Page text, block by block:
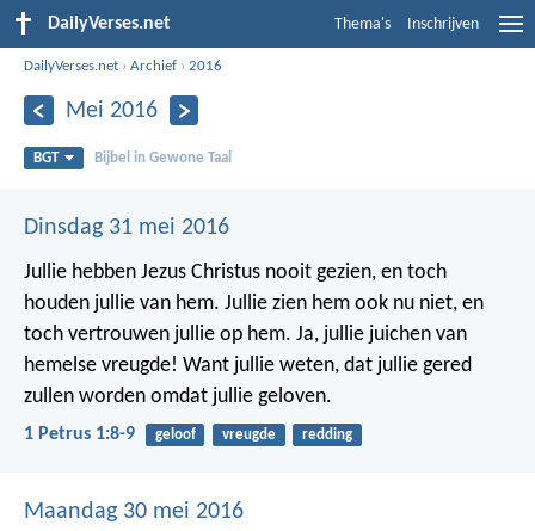
DailyVerses.net Thema's Inschrijven
DailyVerses.net ›Archief ›2016
Mei 2016
BGT Bijbel in Gewone Taal
Dinsdag 31 mei 2016
Jullie hebben Jezus Christus nooit gezien, en toch
houden jullie van hem. Jullie zien hem ook nu niet, en
toch vertrouwen jullie op hem. Ja, jullie juichen van
hemelse vreugde! Want jullie weten, dat jullie gered
zullen worden omdat jullie geloven.
1 Petrus 1:8-9 geloof vreugde redding
Maandag 30 mei 2016